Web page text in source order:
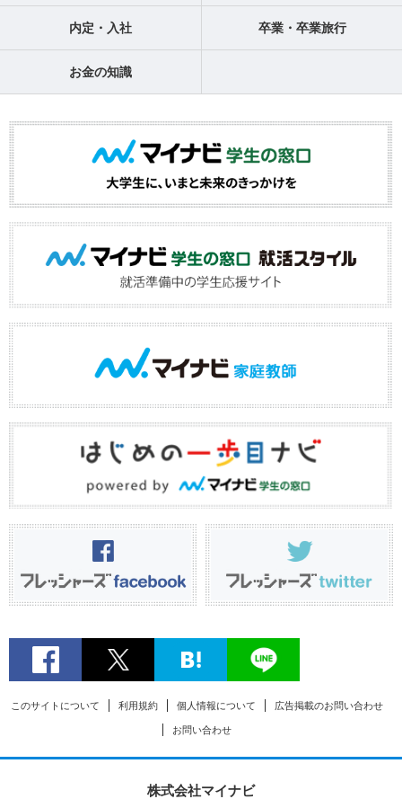
内定・入社 卒業・卒業旅行
お金の知識
このサイトについて 利用規約 個人情報について 広告掲載のお問い合わせ
お問い合わせ
株式会社マイナビ